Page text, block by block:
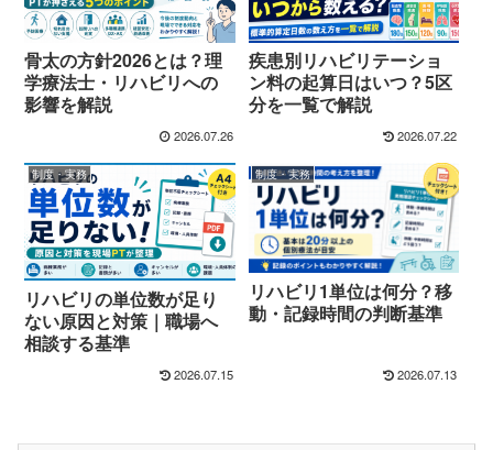
骨太の方針2026とは？理
学療法士・リハビリへの
影響を解説
2026.07.26
疾患別リハビリテーショ
ン料の起算日はいつ？5区
分を一覧で解説
2026.07.22
制度・実務
リハビリの単位数が足り
ない原因と対策｜職場へ
相談する基準
2026.07.15
制度・実務
リハビリ1単位は何分？移
動・記録時間の判断基準
2026.07.13